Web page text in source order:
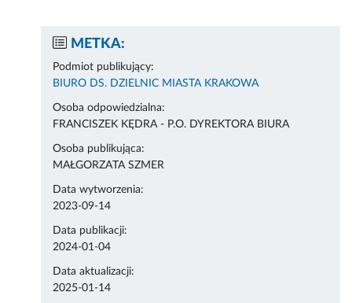
METKA:
Podmiot publikujący:
BIURO DS. DZIELNIC MIASTA KRAKOWA
Osoba odpowiedzialna:
FRANCISZEK KĘDRA - P.O. DYREKTORA BIURA
Osoba publikująca:
MAŁGORZATA SZMER
Data wytworzenia:
2023-09-14
Data publikacji:
2024-01-04
Data aktualizacji:
2025-01-14